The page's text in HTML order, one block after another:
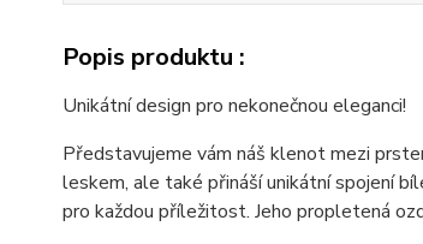
Popis produktu :
Unikátní design pro nekonečnou eleganci!
Představujeme vám náš klenot mezi
leskem, ale také přináší unikátní spojení
pro každou příležitost. Jeho propletená